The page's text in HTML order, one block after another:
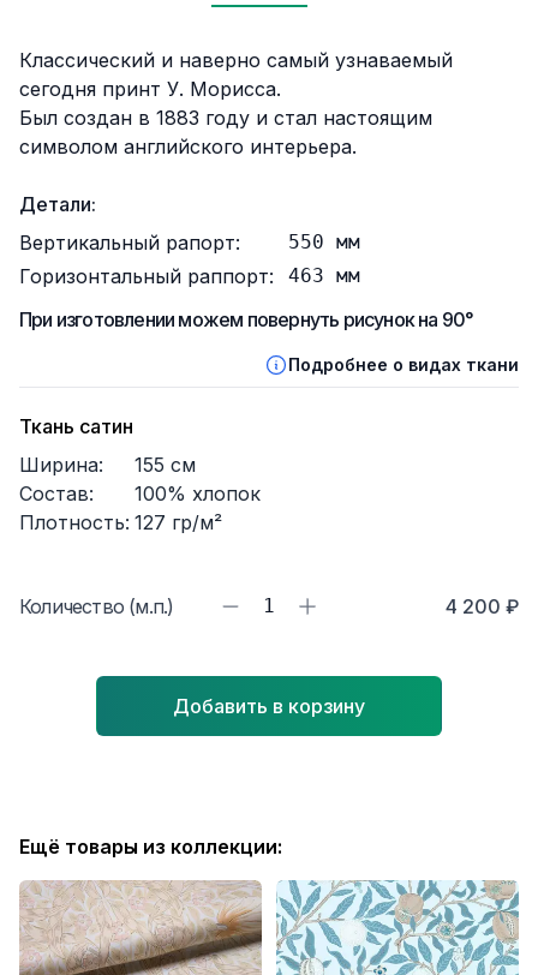
Описание
Классический и наверно самый узнаваемый
сегодня принт У. Морисса.
Был создан в 1883 году и стал настоящим
символом английского интерьера.
Детали:
Вертикальный рапорт:
550 мм
Горизонтальный раппорт: 463 мм
При изготовлении можем повернуть рисунок на 90°
Подробнее о видах ткани
Ткань сатин
Ширина:
155 см
Состав:
100% хлопок
Плотность: 127 гр/м²
Количество (м.п.) 1 4 200 ₽
Добавить в корзину
Ещё товары из коллекции: